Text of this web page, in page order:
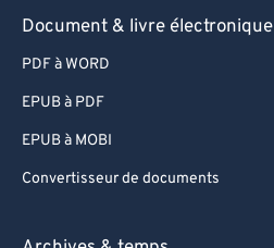
Document & livre électronique
PDF à WORD
EPUB à PDF
EPUB à MOBI
Convertisseur de documents